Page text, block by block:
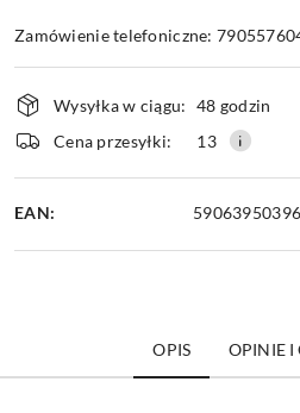
Zamówienie telefoniczne:
Dostępność
i
dostawa
Wysyłka w ciągu: 48 godzin
Cena przesyłki:
13
EAN:
OPIS OPINIE I